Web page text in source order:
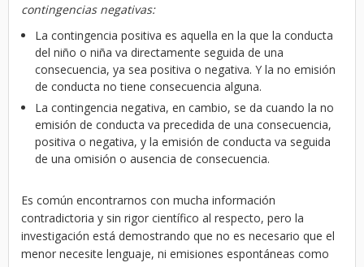
contingencias negativas:
La contingencia positiva es aquella en la que la conducta
del niño o niña va directamente seguida de una
consecuencia, ya sea positiva o negativa. Y la no emisión
de conducta no tiene consecuencia alguna.
La contingencia negativa, en cambio, se da cuando la no
emisión de conducta va precedida de una consecuencia,
positiva o negativa, y la emisión de conducta va seguida
de una omisión o ausencia de consecuencia.
Es común encontrarnos con mucha información
contradictoria y sin rigor científico al respecto, pero la
investigación está demostrando que no es necesario que el
menor necesite lenguaje, ni emisiones espontáneas como